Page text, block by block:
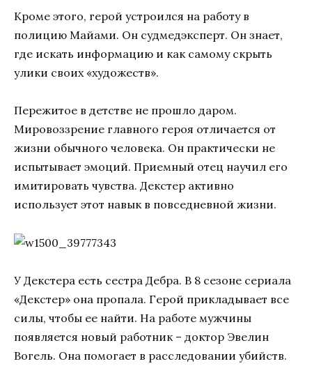
Кроме этого, герой устроился на работу в
полицию Майами. Он судмедэксперт. Он знает,
где искать информацию и как самому скрыть
улики своих «художеств».
Пережитое в детстве не прошло даром.
Мировоззрение главного героя отличается от
жизни обычного человека. Он практически не
испытывает эмоций. Приемный отец научил его
имитировать чувства. Декстер активно
использует этот навык в повседневной жизни.
У Декстера есть сестра Дебра. В 8 сезоне сериала
«Декстер» она пропала. Герой прикладывает все
силы, чтобы ее найти. На работе мужчины
появляется новый работник – доктор Эвелин
Вогель. Она помогает в расследовании убийств.